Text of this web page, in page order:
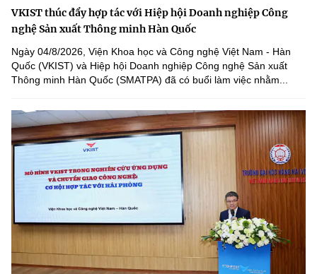
VKIST thúc đẩy hợp tác với Hiệp hội Doanh nghiệp Công
nghệ Sản xuất Thông minh Hàn Quốc
Ngày 04/8/2026, Viện Khoa học và Công nghệ Việt Nam - Hàn
Quốc (VKIST) và Hiệp hội Doanh nghiệp Công nghệ Sản xuất
Thông minh Hàn Quốc (SMATPA) đã có buổi làm việc nhằm...